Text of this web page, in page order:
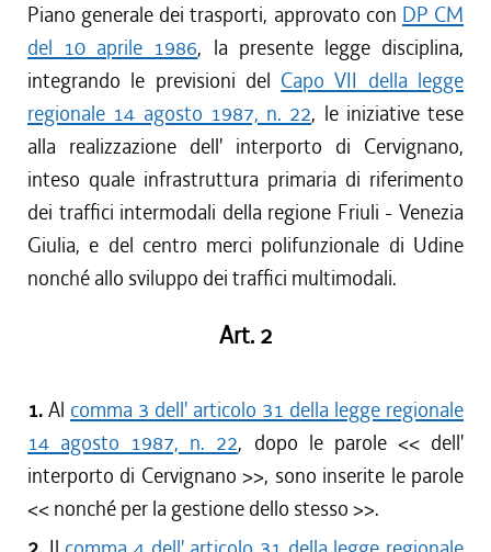
Piano generale dei trasporti, approvato con DP CM
del 10 aprile 1986, la presente legge disciplina,
integrando le previsioni del Capo VII della legge
regionale 14 agosto 1987, n. 22, le iniziative tese
alla realizzazione dell' interporto di Cervignano,
inteso quale infrastruttura primaria di riferimento
dei traffici intermodali della regione Friuli - Venezia
Giulia, e del centro merci polifunzionale di Udine
nonché allo sviluppo dei traffici multimodali.
Art. 2
1. Al comma 3 dell' articolo 31 della legge regionale
14 agosto 1987, n. 22, dopo le parole << dell'
interporto di Cervignano >>, sono inserite le parole
<< nonché per la gestione dello stesso >>.